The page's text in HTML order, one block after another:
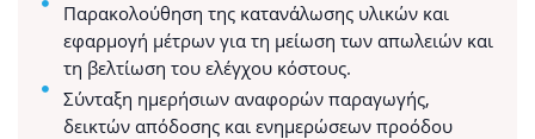
Παρακολούθηση της κατανάλωσης υλικών και
εφαρμογή μέτρων για τη μείωση των απωλειών και
τη βελτίωση του ελέγχου κόστους.
Σύνταξη ημερήσιων αναφορών παραγωγής,
δεικτών απόδοσης και ενημερώσεων προόδου